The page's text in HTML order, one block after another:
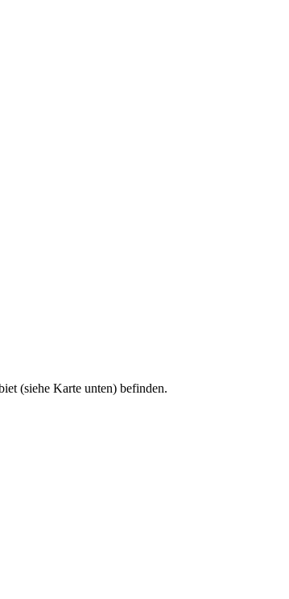
(siehe Karte unten) befinden.